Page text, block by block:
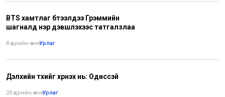
BTS хамтлаг бүтээлүүдээ Грэммийн
шагналд нэр дэвшүүлэхээс татгалзлаа
8 өдрийн өмнө•Урлаг
Дэлхийн түүхийг хүүрнэх нь: Одиссэй
20 өдрийн өмнө•Урлаг